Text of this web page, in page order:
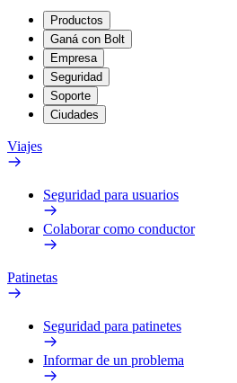
Productos
Ganá con Bolt
Empresa
Seguridad
Soporte
Ciudades
Viajes
Seguridad para usuarios
Colaborar como conductor
Patinetas
Seguridad para patinetes
Informar de un problema